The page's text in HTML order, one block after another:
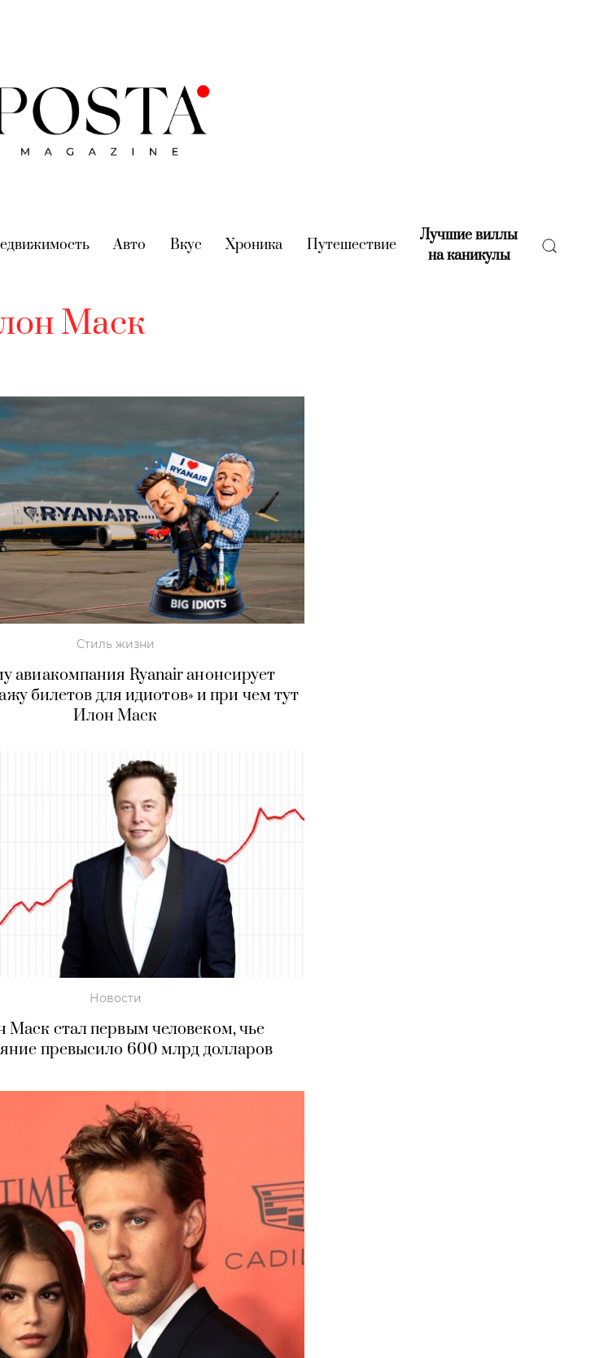
(current)
Авто (current)
Вкус (current)
Хроника (current)
Путешествие(current)
Лучшие виллы
на каникулы(current)
Маск
Стиль жизни
авиакомпания Ryanair анонсирует
билетов для идиотов» и при чем тут
Илон Маск
Новости
Маск стал первым человеком, чье
превысило 600 млрд долларов